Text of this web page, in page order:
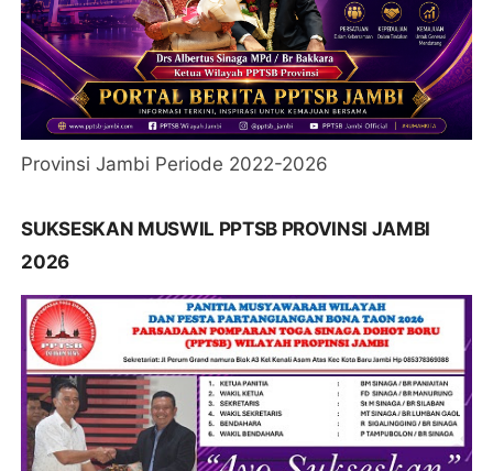
Provinsi Jambi Periode 2022-2026
SUKSESKAN MUSWIL PPTSB PROVINSI JAMBI
2026